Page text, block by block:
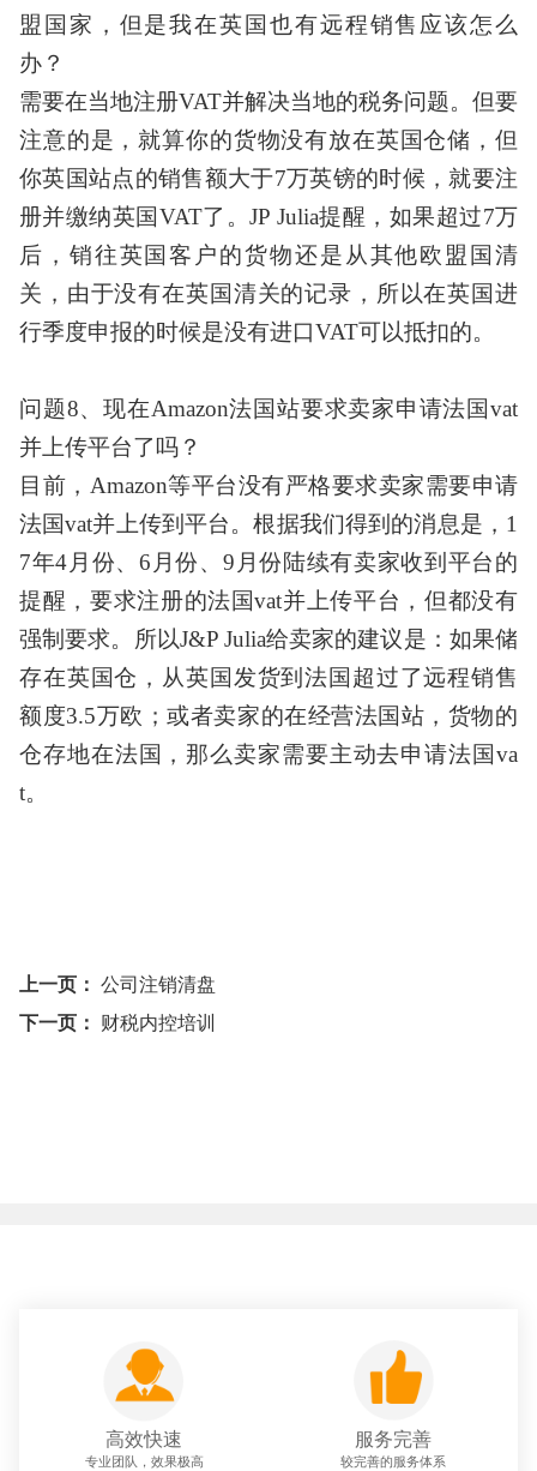
盟国家，但是我在英国也有远程销售应该怎么
办？
需要在当地注册VAT并解决当地的税务问题。但要
注意的是，就算你的货物没有放在英国仓储，但
你英国站点的销售额大于7万英镑的时候，就要注
册并缴纳英国VAT了。JP Julia提醒，如果超过7万
后，销往英国客户的货物还是从其他欧盟国清
关，由于没有在英国清关的记录，所以在英国进
行季度申报的时候是没有进口VAT可以抵扣的。
问题8、现在Amazon法国站要求卖家申请法国vat
并上传平台了吗？
目前， Amazon等平台没有严格要求卖家需要申请
法国vat并上传到平台。根据我们得到的消息是，1
7年4月份、6月份、9月份陆续有卖家收到平台的
提醒，要求注册的法国vat并上传平台，但都没有
强制要求。所以J&P Julia给卖家的建议是：如果储
存在英国仓，从英国发货到法国超过了远程销售
额度3.5万欧；或者卖家的在经营法国站，货物的
仓存地在法国，那么卖家需要主动去申请法国va
t。
上一页： 公司注销清盘
下一页：
财税内控培训
高效快速
专业团队，效果极高
服务完善
较完善的服务体系